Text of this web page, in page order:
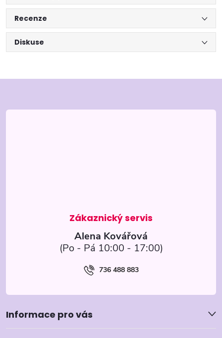
Recenze
Diskuse
á
Alena Kovářová
736 488 883
Informace pro vás